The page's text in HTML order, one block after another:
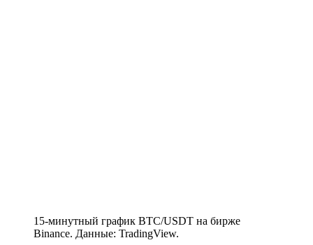
15-минутный график BTC/USDT на бирже
Binance. Данные: TradingView.